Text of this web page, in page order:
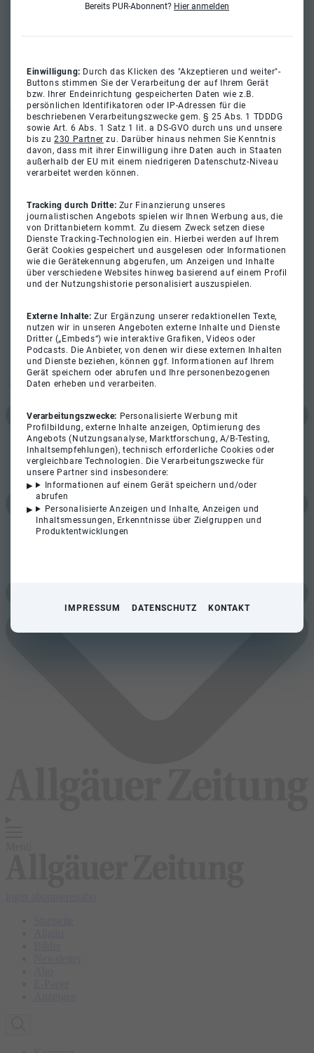
Bereits PUR-Abonnent? Hier anmelden
Einwilligung: Durch das Klicken des "Akzeptieren und weiter"-
Buttons stimmen Sie der Verarbeitung der auf Ihrem Gerät
bzw. Ihrer Endeinrichtung gespeicherten Daten wie z.B.
persönlichen Identifikatoren oder IP-Adressen für die
beschriebenen Verarbeitungszwecke gem. § 25 Abs. 1 TDDDG
sowie Art. 6 Abs. 1 Satz 1 lit. a DS-GVO durch uns und unsere
bis zu230 Partner zu. Darüber hinaus nehmen Sie Kenntnis
davon, dass mit ihrer Einwilligung ihre Daten auch in Staaten
außerhalb der EU mit einem niedrigeren Datenschutz-Niveau
verarbeitet werden können.
Tracking durch Dritte: Zur Finanzierung unseres
journalistischen Angebots spielen wir Ihnen Werbung aus, die
von Drittanbietern kommt. Zu diesem Zweck setzen diese
Dienste Tracking-Technologien ein. Hierbei werden auf Ihrem
Gerät Cookies gespeichert und ausgelesen oder Informationen
wie die Gerätekennung abgerufen, um Anzeigen und Inhalte
über verschiedene Websites hinweg basierend auf einem Profil
und der Nutzungshistorie personalisiert auszuspielen.
Externe Inhalte:Zur Ergänzung unserer redaktionellen Texte,
nutzen wir in unseren Angeboten externe Inhalte und Dienste
Dritter („Embeds“) wie interaktive Grafiken, Videos oder
Podcasts. Die Anbieter, von denen wir diese externen Inhalten
und Dienste beziehen, können ggf. Informationen auf Ihrem
Gerät speichern oder abrufen und Ihre personenbezogenen
Daten erheben und verarbeiten.
Verarbeitungszwecke: Personalisierte Werbung mit
Profilbildung, externe Inhalte anzeigen, Optimierung des
Angebots (Nutzungsanalyse, Marktforschung, A/B-Testing,
Inhaltsempfehlungen), technisch erforderliche Cookies oder
vergleichbare Technologien. Die Verarbeitungszwecke für
unsere Partner sind insbesondere:
Informationen auf einem Gerät speichern und/oder
abrufen
Personalisierte Anzeigen und Inhalte, Anzeigen und
Inhaltsmessungen, Erkenntnisse über Zielgruppen und
Produktentwicklungen
IMPRESSUM DATENSCHUTZ KONTAKT